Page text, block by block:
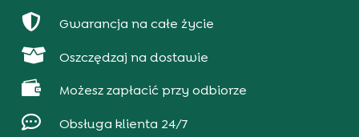
 Gwarancja na całe życie
 Oszczędzaj na dostawie
 Możesz zapłacić przy odbiorze
 Obsługa klienta 24/7